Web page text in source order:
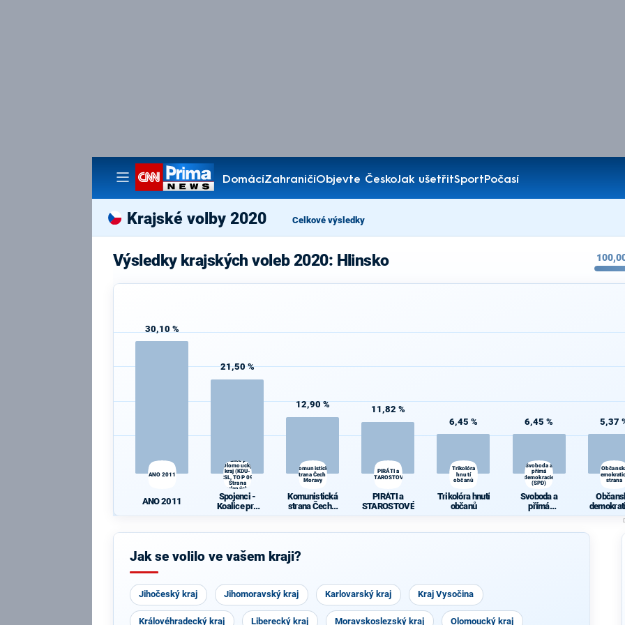
DomácíZahraničíObjevte ČeskoJak ušetřitSportPočasí
Pořady
Krajské volby 2020 Celkové výsledky
Výsledky krajských voleb 2020: Hlinsko
30,10 %
ANO 2011
ANO 2011
21,50 %
Koalice pro
Olomoucký
kraj (KDU-
ČSL, TOP 09,
Strana
zelených,
ProOlomouc)
Spojenci -
Koalice pro
ČSL, TOP 09,
zelených,
12,90 %
Komunistická
strana Čech a
Moravy
Komunistická
strana Čech a
11,82 %
PIRÁTI a
STAROSTOVÉ
PIRÁTI a
STAROSTOVÉ
6,45 %
Trikolóra
hnutí
občanů
Trikolóra hnutí
občanů
6,45 %
Svoboda a
přímá
demokracie
(SPD)
Svoboda a
přímá
demokracie
5,37
strana
strana
Jak se volilo ve vašem kraji?
Jihočeský kraj Jihomoravský kraj Karlovarský kraj Kraj Vysočina
Královéhradecký kraj Liberecký kraj Moravskoslezský kraj Olomoucký kraj